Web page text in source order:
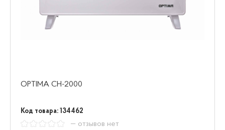
OPTIMA CH-2000
Код товара: 134462
— отзывов нет